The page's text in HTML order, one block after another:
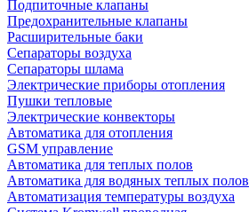
Подпиточные клапаны
Предохранительные клапаны
Расширительные баки
Сепараторы воздуха
Сепараторы шлама
Электрические приборы отопления
Пушки тепловые
Электрические конвекторы
Автоматика для отопления
GSM управление
Автоматика для теплых полов
Автоматика для водяных теплых полов
Автоматизация температуры воздуха